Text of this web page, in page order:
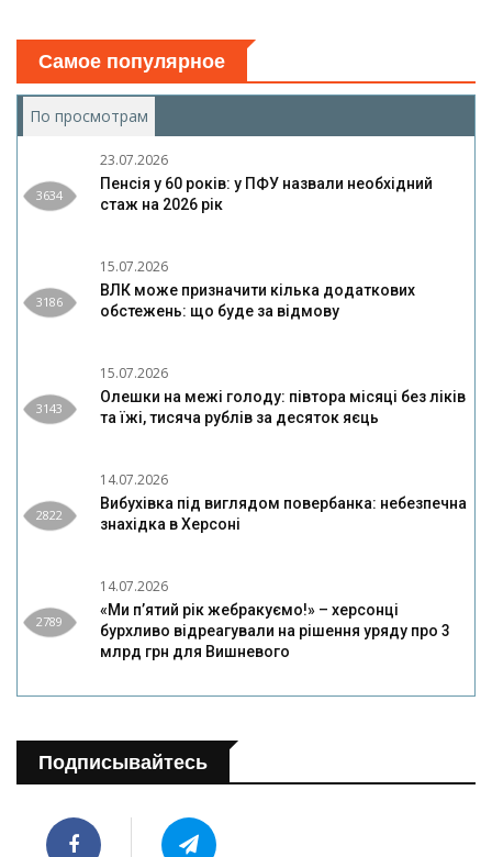
Самое популярное
По просмотрам
3634
23.07.2026
Пенсія у 60 років: у ПФУ назвали необхідний
стаж на 2026 рік
3186
15.07.2026
ВЛК може призначити кілька додаткових
обстежень: що буде за відмову
3143
15.07.2026
Олешки на межі голоду: півтора місяці без ліків
та їжі, тисяча рублів за десяток яєць
2822
14.07.2026
Вибухівка під виглядом повербанка: небезпечна
знахідка в Херсоні
2789
14.07.2026
«Ми п’ятий рік жебракуємо!» – херсонці
бурхливо відреагували на рішення уряду про 3
млрд грн для Вишневого
Подписывайтесь